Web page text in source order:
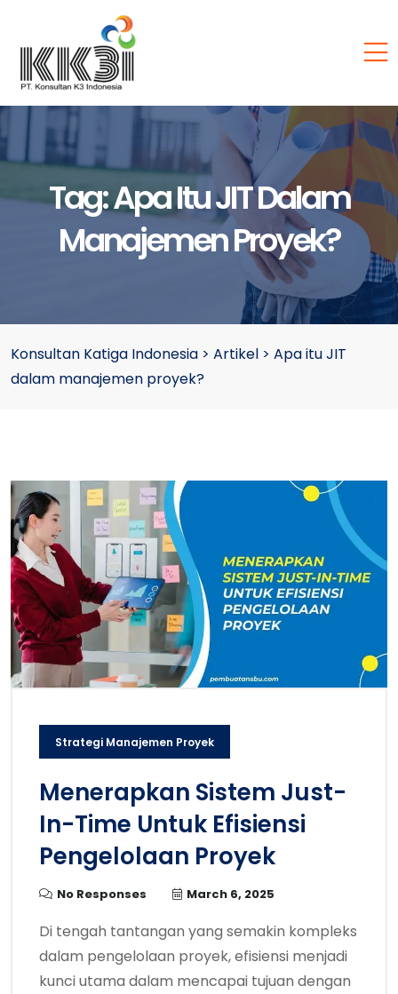
Tag:Apa Itu JIT Dalam
Manajemen Proyek?
Konsultan Katiga Indonesia > Artikel > Apa itu JIT
dalam manajemen proyek?
Strategi Manajemen Proyek
Menerapkan Sistem Just-
In-Time Untuk Efisiensi
Pengelolaan Proyek
No Responses March 6, 2025
Di tengah tantangan yang semakin kompleks
dalam pengelolaan proyek, efisiensi menjadi
kunci utama dalam mencapai tujuan dengan